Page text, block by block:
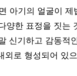
아기의 얼굴이
양한 표정을 짓는
신기하고 감동적
외로 형성되어 있